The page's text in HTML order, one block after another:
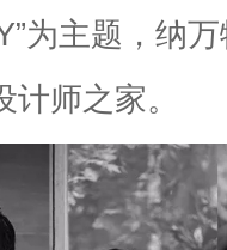
为主题，纳
师之家。